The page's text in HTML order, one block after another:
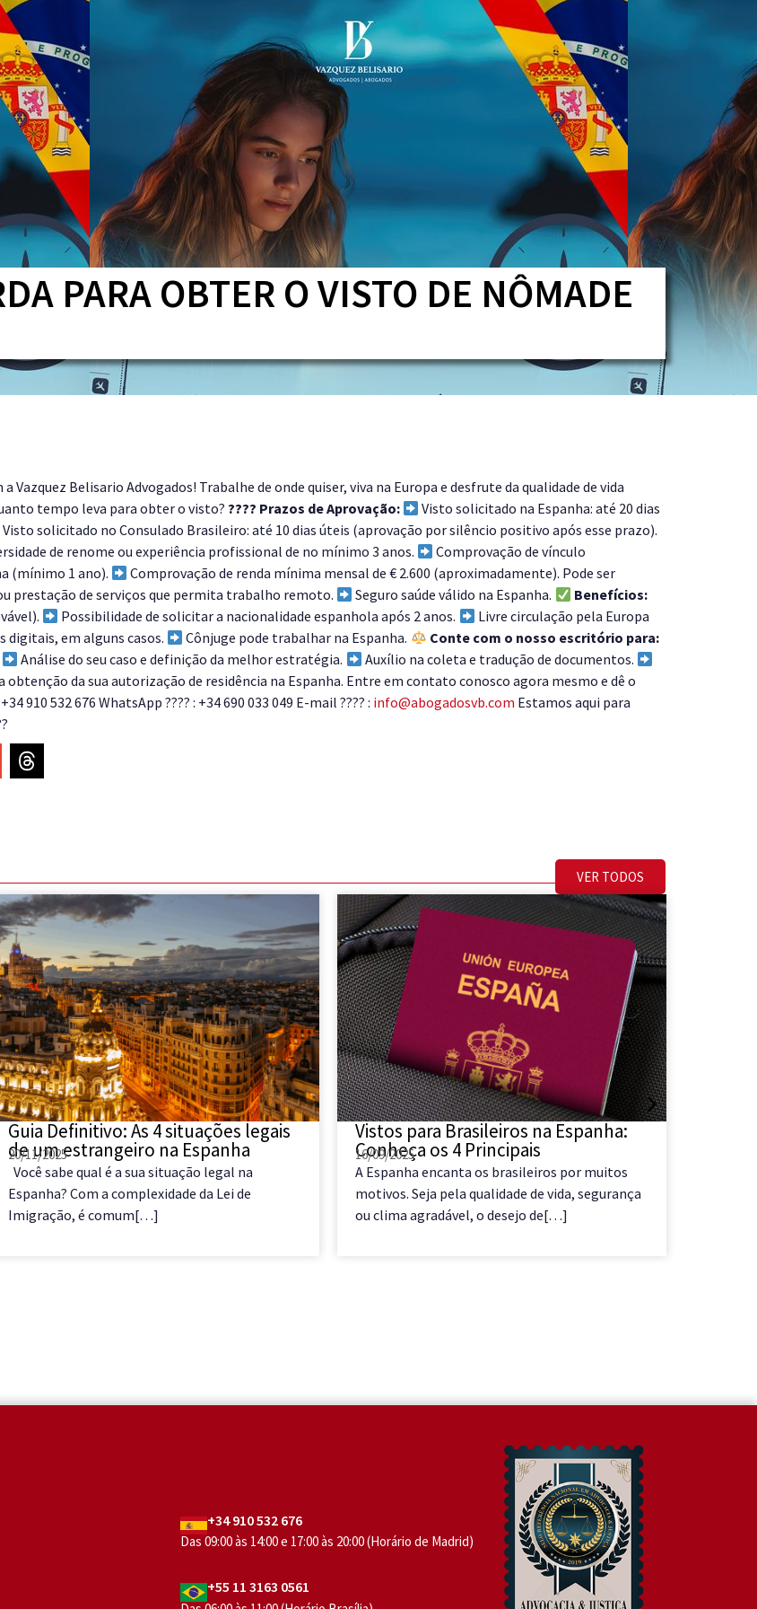
CONTATO
PARA OBTER O VISTO DE NÔMADE
Vazquez Belisario Advogados! Trabalhe de onde quiser, viva na Europa e desfrute da qualidade de vida
tempo leva para obter o visto? ????️ Prazos de Aprovação:
Visto solicitado na Espanha: até 20 dias
Visto solicitado no Consulado Brasileiro: até 10 dias úteis (aprovação por silêncio positivo após esse prazo).
de renome ou experiência profissional de no mínimo 3 anos.
Comprovação de vínculo
(mínimo 1 ano).
Comprovação de renda mínima mensal de € 2.600 (aproximadamente). Pode ser
prestação de serviços que permita trabalho remoto. Seguro saúde válido na Espanha.
Benefícios:
Possibilidade de solicitar a nacionalidade espanhola após 2 anos.
Livre circulação pela Europa
digitais, em alguns casos. Cônjuge pode trabalhar na Espanha.
Conte com o nosso escritório para:
Análise do seu caso e definição da melhor estratégia.
Auxílio na coleta e tradução de documentos.
da sua autorização de residência na Espanha. Entre em contato conosco agora mesmo e dê o
910 532 676 WhatsApp ???? : +34 690 033 049 E-mail ???? : info@abogadosvb.com Estamos aqui para
VER TODOS
Guia Definitivo: As 4 situações legais
de um estrangeiro na Espanha
20/11/2025
Você sabe qual é a sua situação legal na
Espanha? Com a complexidade da Lei de
Imigração, é comum[…]
Vistos para Brasileiros na Espanha:
Conheça os 4 Principais
16/09/2025
A Espanha encanta os brasileiros por muitos
motivos. Seja pela qualidade de vida, segurança
ou clima agradável, o desejo de[…]
+34 910 532 676
Das 09:00 às 14:00 e 17:00 às 20:00 (Horário de Madrid)
+55 11 3163 0561